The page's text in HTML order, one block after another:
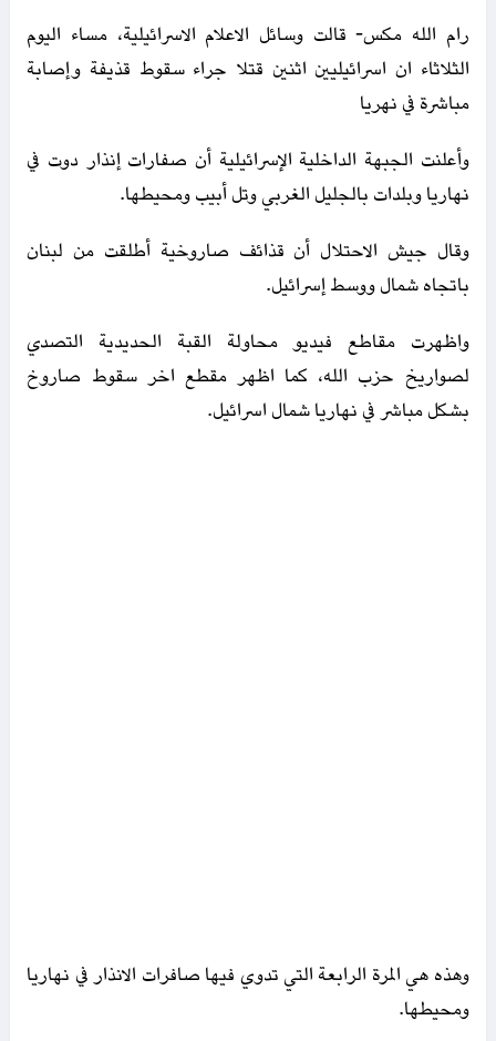
رام الله مكس- قالت وسائل الاعلام الاسرائيلية، مساء اليوم
الثلاثاء ان اسرائيليين اثنين قتلا جراء سقوط قذيفة وإصابة
مباشرة في نهريا
وأعلنت الجبهة الداخلية الإسرائيلية أن صفارات إنذار دوت في
نهاريا وبلدات بالجليل الغربي وتل أبيب ومحيطها.
وقال جيش الاحتلال أن قذائف صاروخية أطلقت من لبنان
باتجاه شمال ووسط إسرائيل.
واظهرت مقاطع فيديو محاولة القبة الحديدية التصدي
لصواريخ حزب الله، كما اظهر مقطع اخر سقوط صاروخ
بشكل مباشر في نهاريا شمال اسرائيل.
وهذه هي المرة الرابعة التي تدوي فيها صافرات الانذار في نهاريا
ومحيطها.